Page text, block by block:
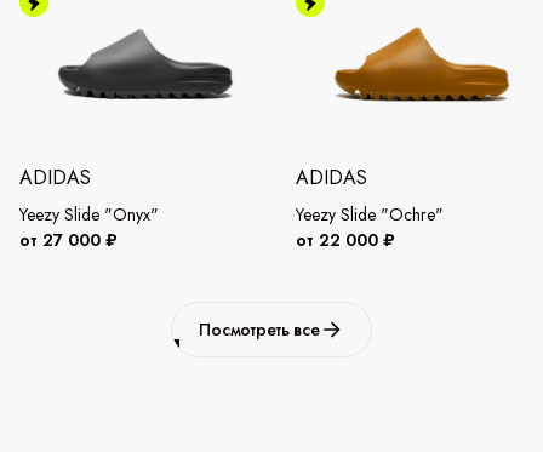
ADIDAS
Yeezy Slide "Onyx"
от 27 000 ₽
ADIDAS
Yeezy Slide "Ochre"
от 22 000 ₽
Посмотреть все